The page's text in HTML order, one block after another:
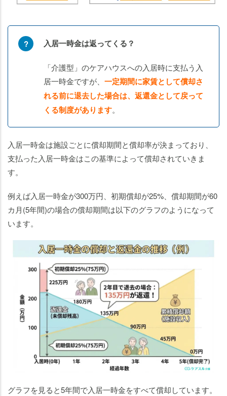
入居一時金は返ってくる？
「介護型」のケアハウスへの入居時に支払う入
居一時金ですが、 一定期間に家賃として償却さ
れる前に退去した場合は、返還金として戻って
くる制度があります。
入居一時金は施設ごとに償却期間と償却率が決まっており、
支払った入居一時金はこの基準によって償却されていきま
す。
例えば入居一時金が300万円、初期償却が25%、償却期間が60
カ月(5年間)の場合の償却期間は以下のグラフのようになって
います。
グラフを見ると5年間で入居一時金をすべて償却しています。